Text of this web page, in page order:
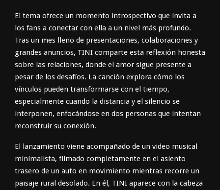
El tema ofrece un momento introspectivo que invita a
los fans a conectar con ella a un nivel más profundo.
Tras un mes lleno de presentaciones, colaboraciones y
grandes anuncios, TINI comparte esta reflexión honesta
sobre las relaciones, donde el amor sigue presente a
pesar de los desafíos. La canción explora cómo los
vínculos pueden transformarse con el tiempo,
especialmente cuando la distancia y el silencio se
interponen, enfocándose en dos personas que intentan
reconstruir su conexión.
El lanzamiento viene acompañado de un video musical
minimalista, filmado completamente en el asiento
trasero de un auto en movimiento mientras recorre un
paisaje rural desolado. En él, TINI aparece con la cabeza